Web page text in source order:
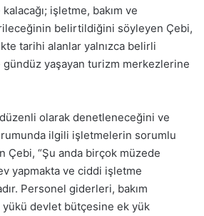
işletme, bakım ve
belirtildiğini söyleyen Çebi,
tarihi alanlar yalnızca belirli
yaşayan turizm merkezlerine
olarak denetleneceğini ve
ilgili işletmelerin sorumlu
Çebi, “Şu anda birçok müzede
yapmakta ve ciddi işletme
Personel giderleri, bakım
yükü devlet bütçesine ek yük